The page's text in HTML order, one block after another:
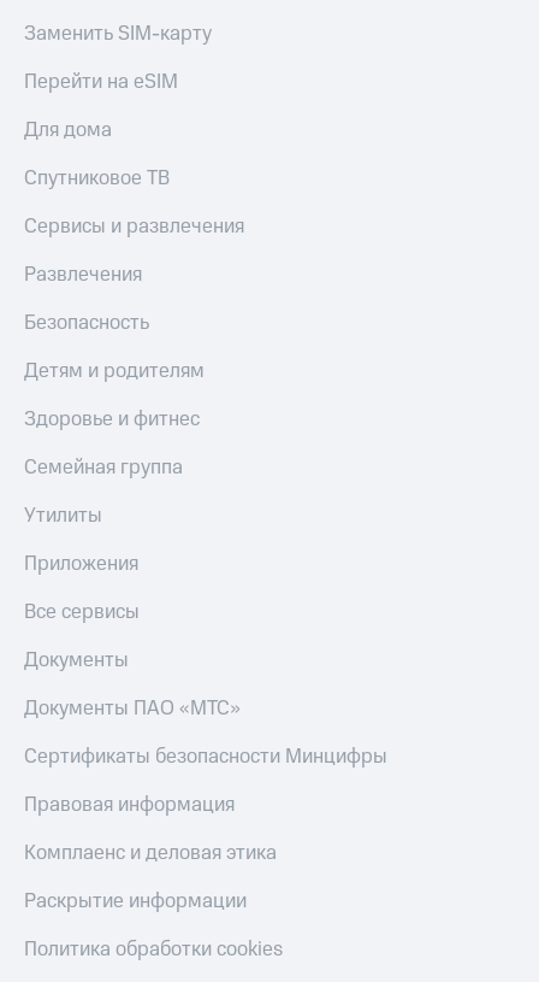
Заменить SIM-карту
Перейти на eSIM
Для дома
Спутниковое ТВ
Сервисы и развлечения
Развлечения
Безопасность
Детям и родителям
Здоровье и фитнес
Семейная группа
Утилиты
Приложения
Все сервисы
Документы
Документы ПАО «МТС»
Сертификаты безопасности Минцифры
Правовая информация
Комплаенс и деловая этика
Раскрытие информации
Политика обработки cookies